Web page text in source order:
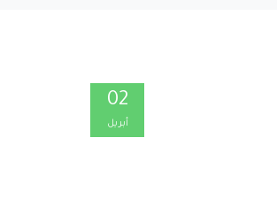
02
أبريل